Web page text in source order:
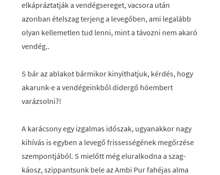
elkápráztatják a vendégsereget, vacsora után
azonban ételszag terjeng a levegőben, ami legalább
olyan kellemetlen tud lenni, mint a távozni nem akaró
vendég..
S bár az ablakot bármikor kinyithatjuk, kérdés, hogy
akarunk-e a vendégeinkből didergő hóembert
varázsolni?!
A karácsony egy izgalmas időszak, ugyanakkor nagy
kihívás is egyben a levegő frissességének megőrzése
szempontjából. S mielőtt még eluralkodna a szag-
káosz, szippantsunk bele az Ambi Pur fahéjas alma